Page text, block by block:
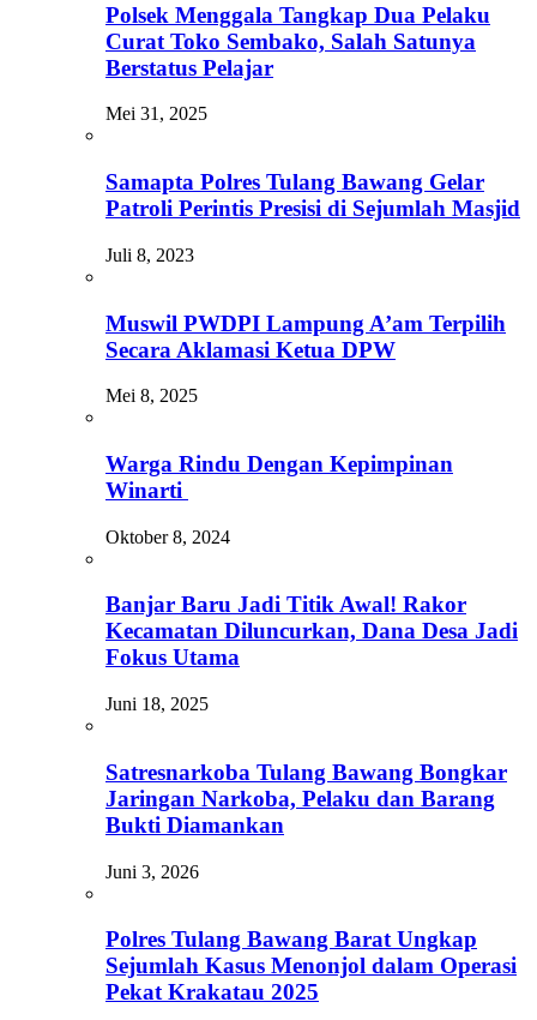
Polsek Menggala Tangkap Dua Pelaku
Curat Toko Sembako, Salah Satunya
Berstatus Pelajar
Mei 31, 2025
Samapta Polres Tulang Bawang Gelar
Patroli Perintis Presisi di Sejumlah Masjid
Juli 8, 2023
Muswil PWDPI Lampung A’am Terpilih
Secara Aklamasi Ketua DPW
Mei 8, 2025
Warga Rindu Dengan Kepimpinan
Winarti
Oktober 8, 2024
Banjar Baru Jadi Titik Awal! Rakor
Kecamatan Diluncurkan, Dana Desa Jadi
Fokus Utama
Juni 18, 2025
Satresnarkoba Tulang Bawang Bongkar
Jaringan Narkoba, Pelaku dan Barang
Bukti Diamankan
Juni 3, 2026
Polres Tulang Bawang Barat Ungkap
Sejumlah Kasus Menonjol dalam Operasi
Pekat Krakatau 2025